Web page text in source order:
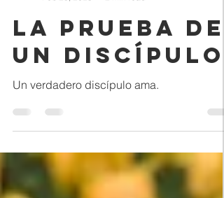
CDA Lares
2 min read
La Prueba de
un Discípulo
Un verdadero discípulo ama.